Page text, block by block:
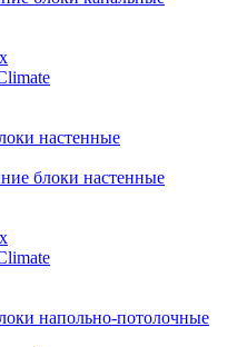
настенные
блоки настенные
напольно-потолочные